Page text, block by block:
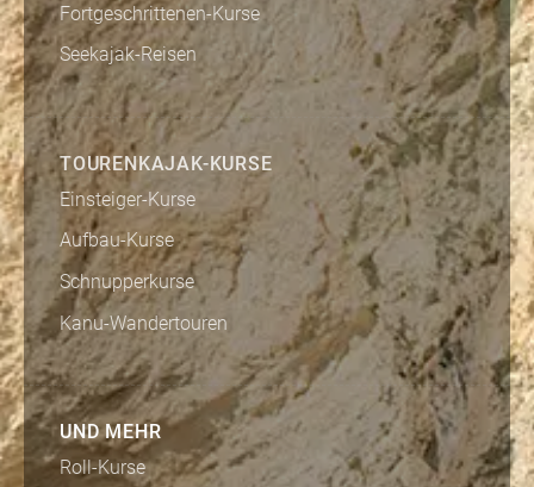
Fortgeschrittenen-Kurse
Seekajak-Reisen
TOURENKAJAK-KURSE
Einsteiger-Kurse
Aufbau-Kurse
Schnupperkurse
Kanu-Wandertouren
UND MEHR
Roll-Kurse